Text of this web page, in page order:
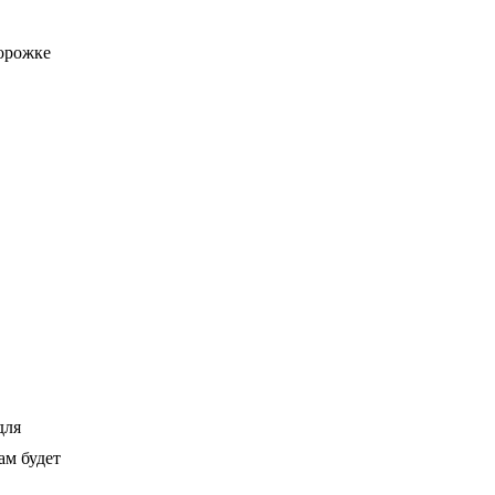
будет